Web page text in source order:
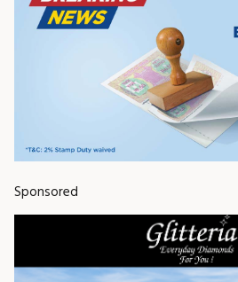
Sponsored